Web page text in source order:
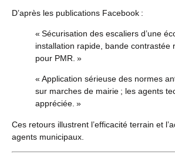
D’après les publications Facebook :
« Sécurisation des escaliers d’une
installation rapide, bande contrastée
pour PMR. »
« Application sérieuse des normes
sur marches de mairie ; les agents
appréciée. »
Ces retours illustrent l’efficacité terrain et
agents municipaux.